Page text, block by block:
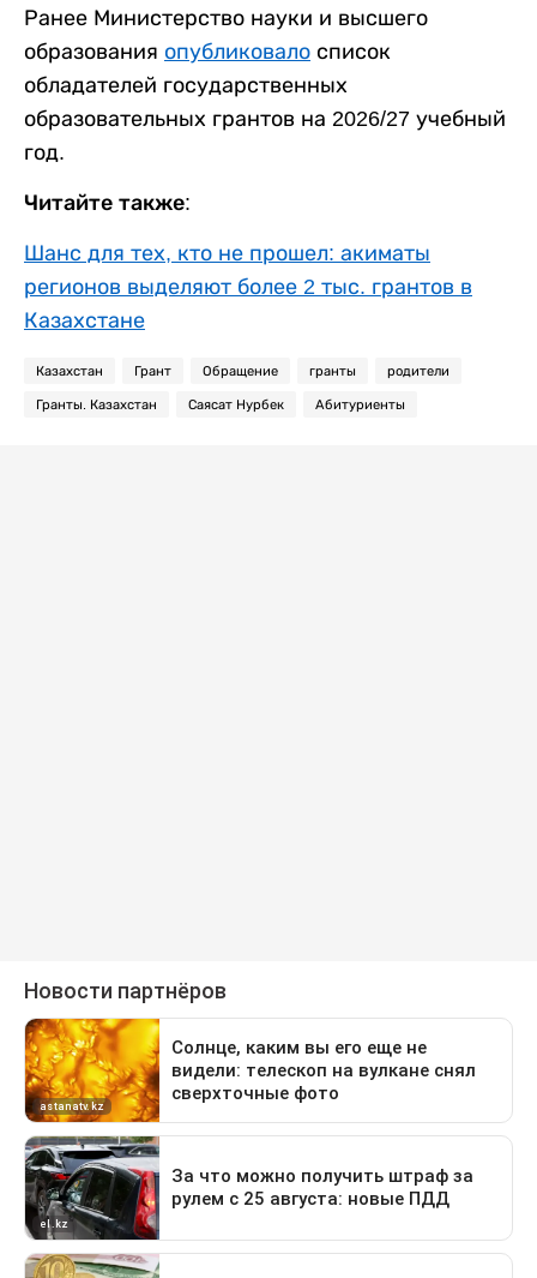
Ранее Министерство науки и высшего
образования опубликовало список
обладателей государственных
образовательных грантов на 2026/27 учебный
год.
Читайте также:
Шанс для тех, кто не прошел: акиматы
регионов выделяют более 2 тыс. грантов в
Казахстане
Казахстан Грант Обращение гранты родители
Гранты. Казахстан Саясат Нурбек Абитуриенты